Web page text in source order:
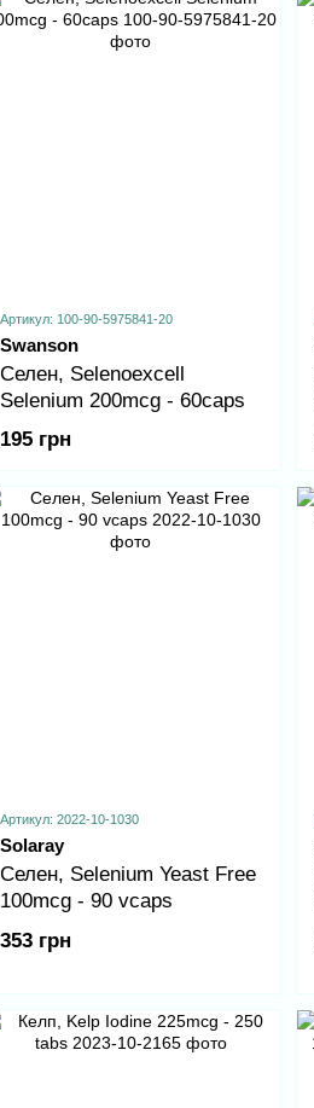
Артикул: 100-90-5975841-20
Swanson
Селен, Selenoexcell
Selenium 200mcg - 60caps
195 грн
Артикул: 2022-10-1030
Solaray
Селен, Selenium Yeast Free
100mcg - 90 vcaps
353 грн